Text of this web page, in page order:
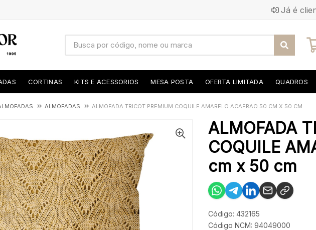
Já é
CORTINAS KITS E ACESSORIOS MESA POSTA OFERTA LIMITADA QUADROS
ALMOFADAS ALMOFADA TRICOT PREMIUM COQUILE AMARELO ACAFRAO 50 CM X 50 CM
ALMOFADA
COQUILE
cm x 50 cm
Código: 432165
Código NCM: 94049000